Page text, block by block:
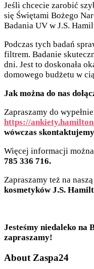
Jeśli chcecie zarobić
się Świętami Bożego
Badania UV w J.S.
Podczas tych badań
filtrem. Badanie
dni. Jest to doskonała
domowego budżetu w
Jak można do nas
Zapraszamy do
https://
wówczas
Więcej informacji
785 336 716.
Zapraszamy też na
kosmetyków J.S.
Jesteśmy niedaleko na
zapraszamy!
About Zaspa24